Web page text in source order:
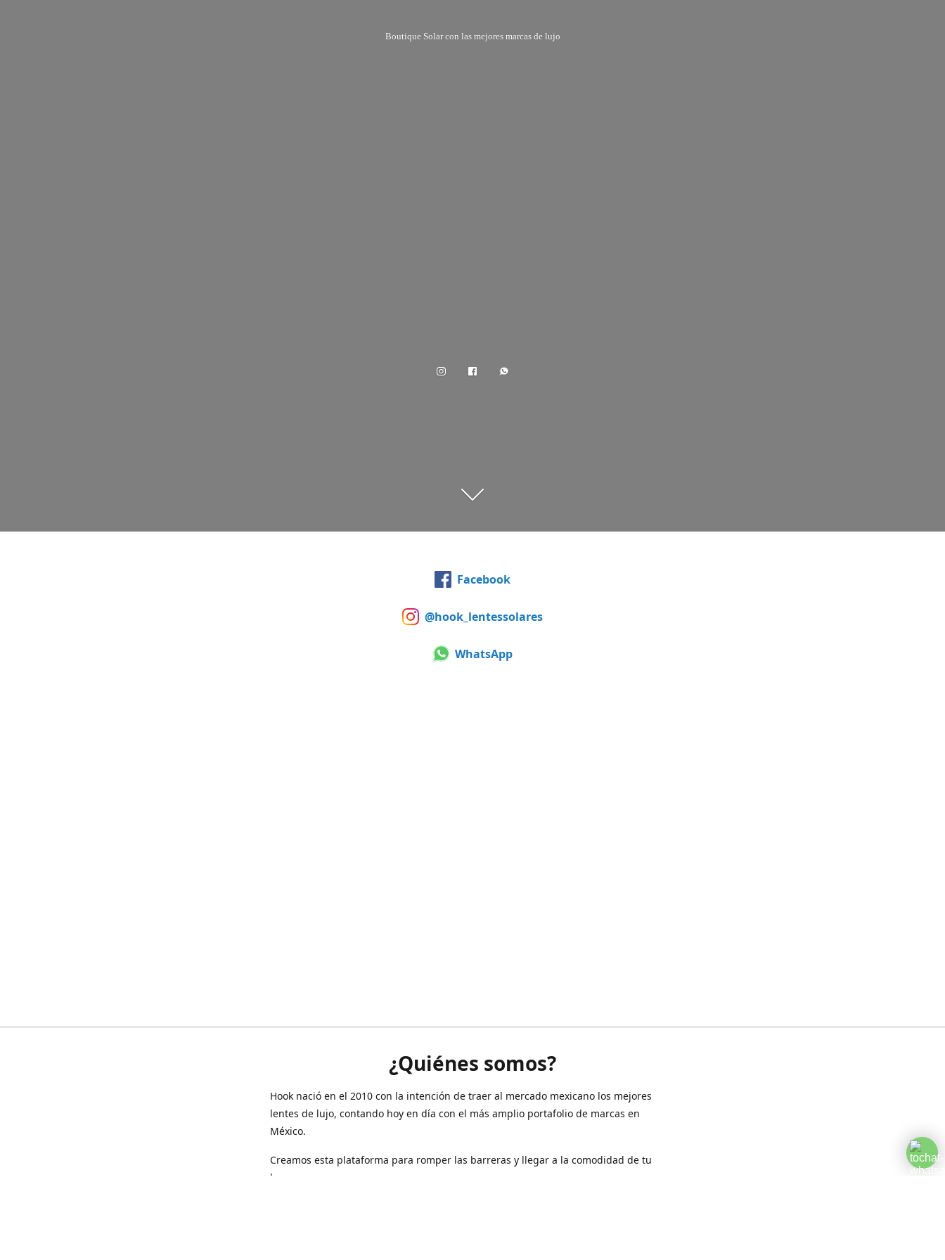
Boutique Solar con las mejores marcas de lujo
Facebook
@hook_lentessolares
WhatsApp
¿Quiénes somos?
Hook nació en el 2010 con la intención de traer al mercado mexicano los mejores
lentes de lujo, contando hoy en día con el más amplio portafolio de marcas en
México.
Creamos esta plataforma para romper las barreras y llegar a la comodidad de tu
hogar.